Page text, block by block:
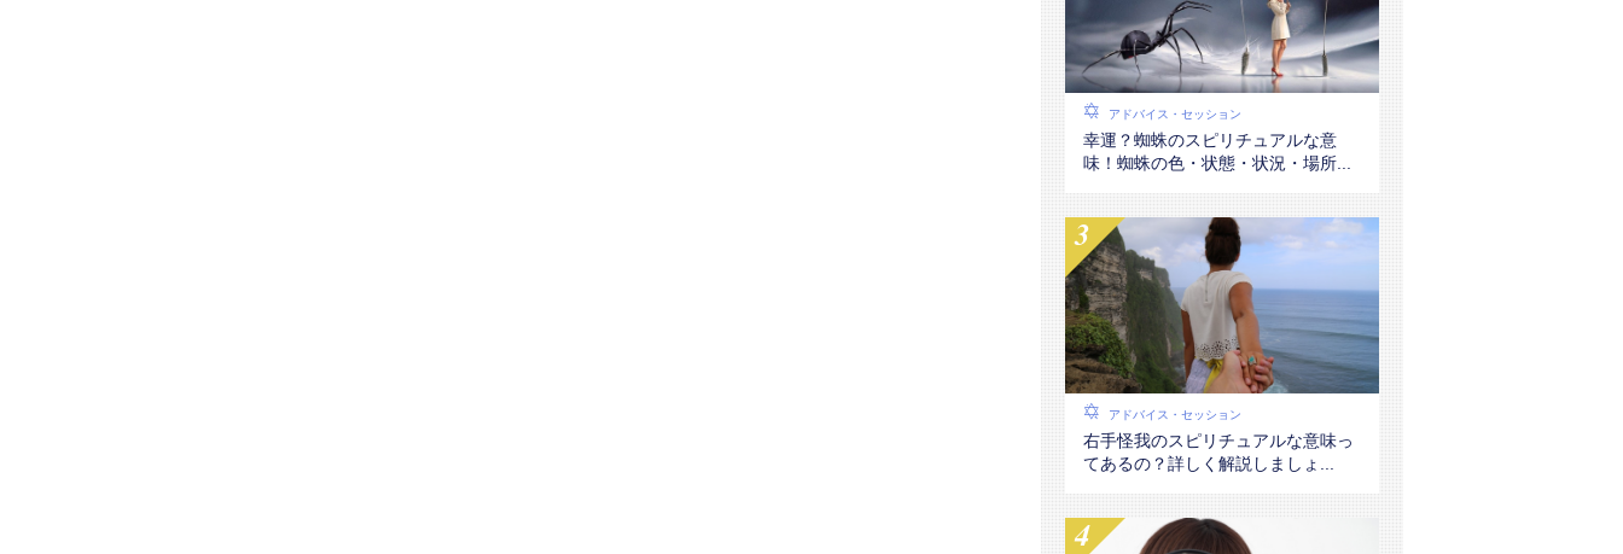
アドバイス・セッション
幸運？蜘蛛のスピリチュアルな意
味！蜘蛛の色・状態・状況・場所...
アドバイス・セッション
右手怪我のスピリチュアルな意味っ
てあるの？詳しく解説しましょ...